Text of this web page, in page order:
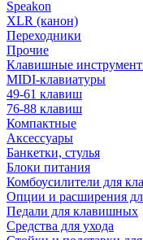
Speakon
XLR (канон)
Переходники
Прочие
Клавишные
MIDI-клавиатуры
49-61 клавиш
76-88 клавиш
Компактные
Аксессуары
Банкетки, стулья
Блоки питания
Комбоусилители для
Опции и расширения
Педали для клавишных
Средства для ухода